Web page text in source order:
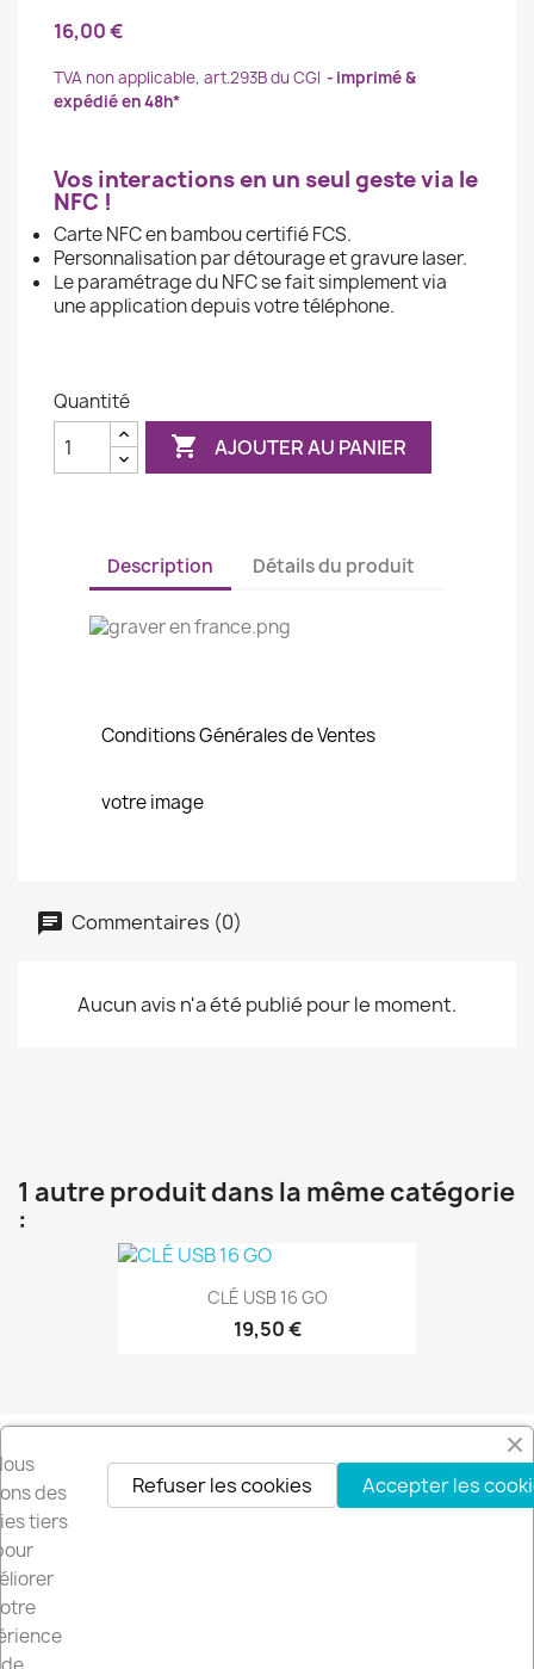
16,00 €
TVA non applicable, art.293B du CGI
imprimé &
expédié en 48h*
Vos interactions en un seul geste via le
NFC !
Carte NFC en bambou certifié FCS.
Personnalisation par détourage et gravure laser.
Le paramétrage du NFC se fait simplement via
une application depuis votre téléphone.
Quantité
 AJOUTER AU PANIER
Description Détails du produit
Conditions Générales de Ventes
votre image
Commentaires (0)
Aucun avis n'a été publié pour le moment.
1 autre produit dans la même catégorie
:
CLÉ USB 16 GO
19,50 €
des
tiers
Accepter les
Refuser les cookies